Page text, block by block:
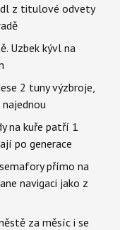
z titulové odvety
Uzbek kývl na
2 tuny výzbroje,
na kuře patří 1
po generace
přímo na
navigaci jako z
za měsíc i se